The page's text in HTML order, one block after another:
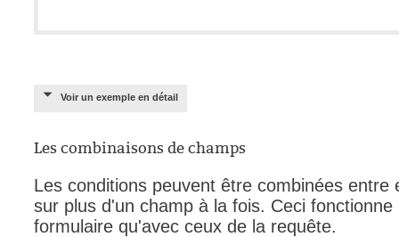
Voir un exemple en détail
Les combinaisons de champs
Les conditions peuvent être combinées entre
sur plus d'un champ à la fois. Ceci
formulaire qu'avec ceux de la requête.